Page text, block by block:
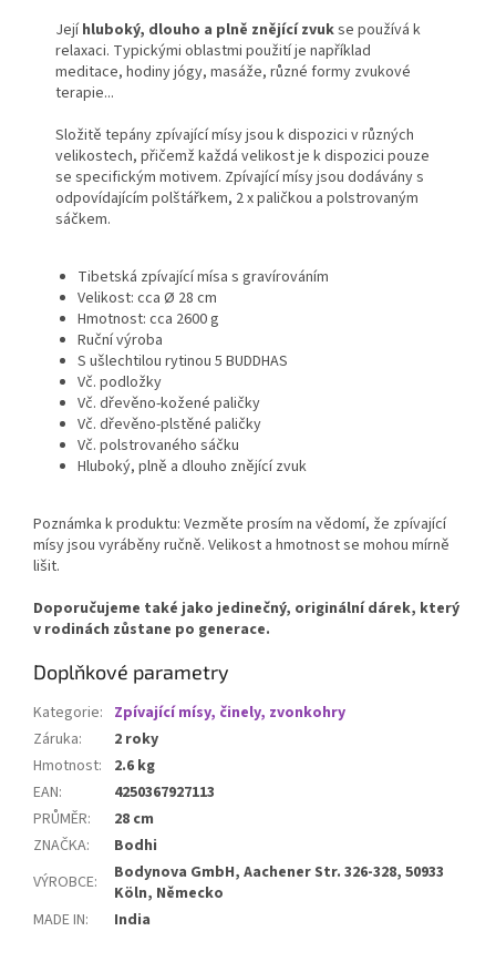
Jejíhluboký, dlouho a plně znějící zvukse používá k
relaxaci. Typickými oblastmi použití je například
meditace, hodiny jógy, masáže, různé formy zvukové
terapie...
Složitě tepány zpívající mísy jsou k dispozici v různých
velikostech, přičemž každá velikost je k dispozici pouze
se specifickým motivem. Zpívající mísy jsou dodávány s
odpovídajícím polštářkem, 2 x paličkou a polstrovaným
sáčkem.
Tibetská zpívající mísa s gravírováním
Velikost: cca Ø 28 cm
Hmotnost: cca 2600 g
Ruční výroba
S ušlechtilou rytinou 5 BUDDHAS
Vč. podložky
Vč. dřevěno-kožené paličky
Vč. dřevěno-plstěné paličky
Vč. polstrovaného sáčku
Hluboký, plně a dlouho znějící zvuk
Poznámka k produktu: Vezměte prosím na vědomí, že zpívající
mísy jsou vyráběny ručně. Velikost a hmotnost se mohou mírně
lišit.
Doporučujeme také jako jedinečný, originální dárek, který
v rodinách zůstane po generace.
Doplňkové parametry
Kategorie: Zpívající mísy, činely, zvonkohry
Záruka:
2 roky
Hmotnost:
2.6 kg
EAN:
4250367927113
PRŮMĚR:
28 cm
ZNAČKA:
Bodhi
VÝROBCE:
Bodynova GmbH, Aachener Str. 326-328, 50933
Köln, Německo
MADE IN: India